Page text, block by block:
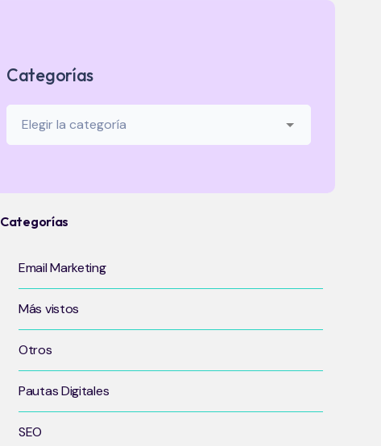
Categorías
Categorías
Email Marketing
Más vistos
Otros
Pautas Digitales
SEO